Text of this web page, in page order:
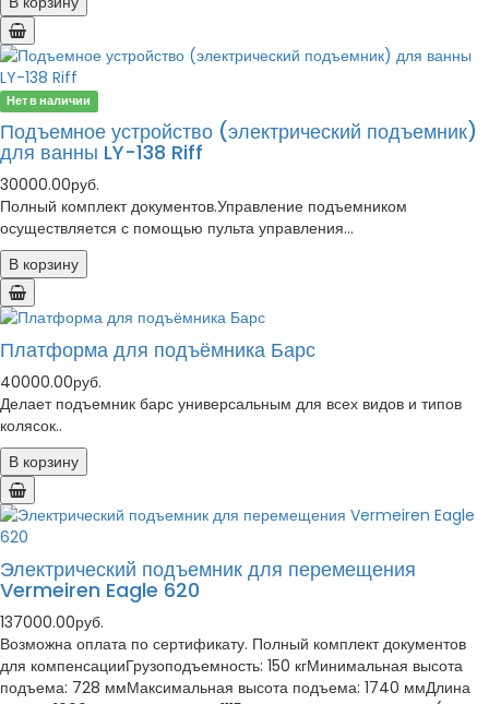
Нет в наличии
Подъемное устройство (электрический подъемник)
для ванны LY-138 Riff
30000.00руб.
Полный комплект документов.Управление подъемником
осуществляется с помощью пульта управления...
В корзину
Платформа для подъёмника Барс
40000.00руб.
Делает подъемник барс универсальным для всех видов и типов
колясок..
В корзину
Электрический подъемник для перемещения
Vermeiren Eagle 620
137000.00руб.
Возможна оплата по сертификату. Полный комплект документов
для компенсацииГрузоподъемность: 150 кгМинимальная высота
подъема: 728 ммМаксимальная высота подъема: 1740 ммДлина